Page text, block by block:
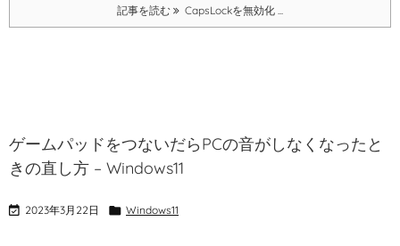
記事を読む CapsLockを無効化 ...
ゲームパッドをつないだらPCの音がしなくなったと
きの直し方 – Windows11
 2023年3月22日  Windows11